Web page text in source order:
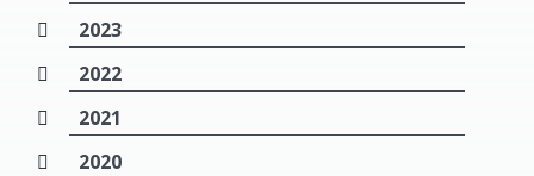
2023
2022
2021
2020